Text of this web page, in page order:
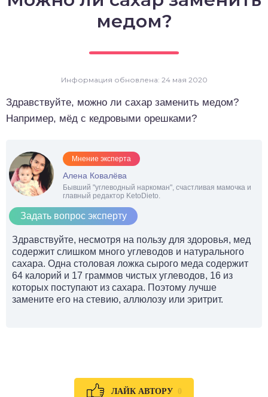
медом?
Информация обновлена: 24 мая 2020
Здравствуйте, можно ли сахар заменить медом?
Например, мёд с кедровыми орешками?
Мнение эксперта
Алена Ковалёва
Бывший "углеводный наркоман", счастливая мамочка и
главный редактор KetoDieto.
Задать вопрос эксперту
Здравствуйте, несмотря на пользу для здоровья, мед
содержит слишком много углеводов и натурального
сахара. Одна столовая ложка сырого меда содержит
64 калорий и 17 граммов чистых углеводов, 16 из
которых поступают из сахара. Поэтому лучше
замените его на стевию, аллюлозу или эритрит.
ЛАЙК АВТОРУ 0